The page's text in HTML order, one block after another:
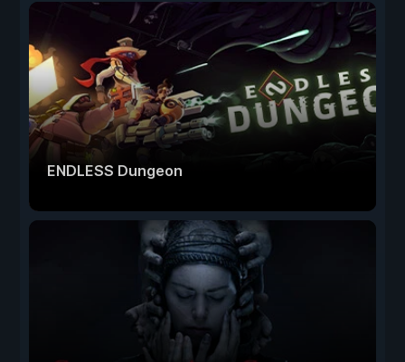
ENDLESS Dungeon